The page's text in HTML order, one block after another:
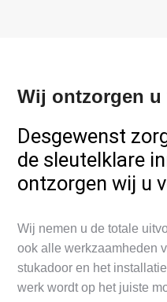
Wij ontzorgen
Desgewenst
de sleutelklare
ontzorgen wij u
Wij nemen u de totale
ook alle werkzaamheden
stukadoor en het
werk wordt op het juiste